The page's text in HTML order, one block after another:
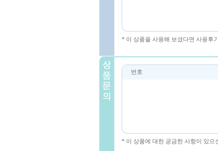
* 이 상품을 사용해 보셨다면 사용후
번호
* 이 상품에 대한 궁금한 사항이 있